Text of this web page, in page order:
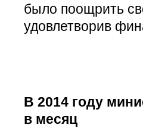
было поощрить
удовлетворив
В 2014 году
в месяц